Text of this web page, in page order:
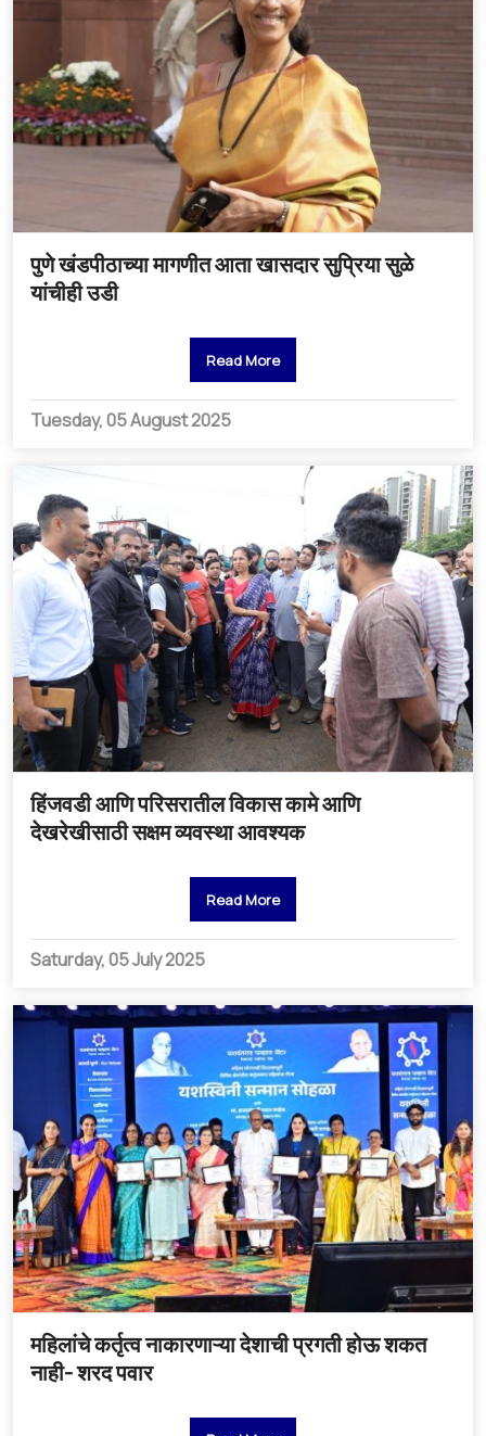
पुणे खंडपीठाच्या मागणीत आता खासदार सुप्रिया सुळे
यांचीही उडी
Read More
Tuesday, 05 August 2025
हिंजवडी आणि परिसरातील विकास कामे आणि
देखरेखीसाठी सक्षम व्यवस्था आवश्यक
Read More
Saturday, 05 July 2025
महिलांचे कर्तृत्व नाकारणाऱ्या देशाची प्रगती होऊ शकत
नाही- शरद पवार